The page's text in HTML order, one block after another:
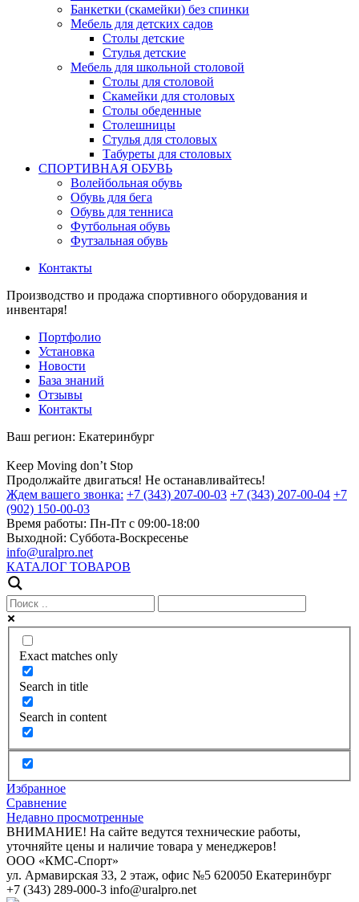
Банкетки (скамейки) без спинки
Мебель для детских садов
Столы детские
Стулья детские
Мебель для школьной столовой
Столы для столовой
Скамейки для столовых
Столы обеденные
Столешницы
Стулья для столовых
Табуреты для столовых
СПОРТИВНАЯ ОБУВЬ
Волейбольная обувь
Обувь для бега
Обувь для тенниса
Футбольная обувь
Футзальная обувь
Контакты
Производство и продажа спортивного оборудования и
инвентаря!
Портфолио
Установка
Новости
База знаний
Отзывы
Контакты
Ваш регион: Екатеринбург
Keep Moving don’t Stop
Продолжайте двигаться! Не останавливайтесь!
Ждем вашего звонка: +7 (343) 207-00-03 +7 (343) 207-00-04 +7
(902) 150-00-03
Время работы: Пн-Пт с 09:00-18:00
Выходной: Суббота-Воскресенье
info@uralpro.net
КАТАЛОГ ТОВАРОВ
Exact matches only
Search in title
Search in content
Избранное
Сравнение
Недавно просмотренные
ВНИМАНИЕ! На сайте ведутся технические работы,
уточняйте цены и наличие товара у менеджеров!
ООО «КМС-Спорт»
ул. Армавирская 33, 2 этаж, офис №5 620050 Екатеринбург
+7 (343) 289-000-3 info@uralpro.net